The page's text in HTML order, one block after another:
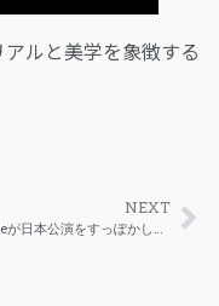
ルと美学を象徴する
NEXT
Saweetieが日本公演をすっぽかしたとして300万ドルの詐欺訴訟に直面